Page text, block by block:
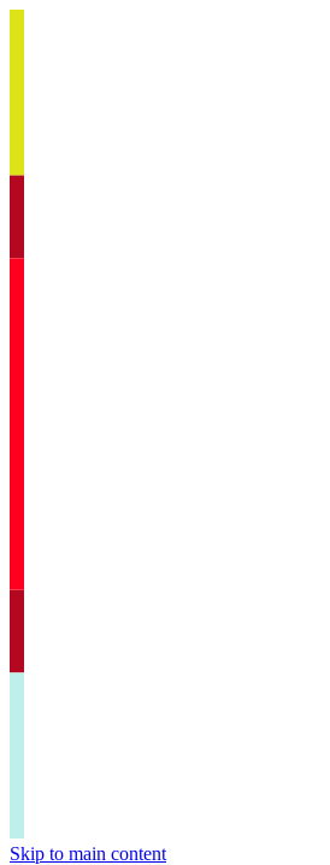
Skip to main content